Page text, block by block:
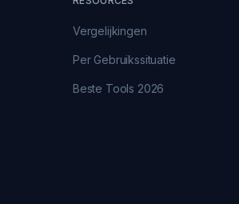
Vergelijkingen
Per Gebruikssituatie
Beste Tools 2026